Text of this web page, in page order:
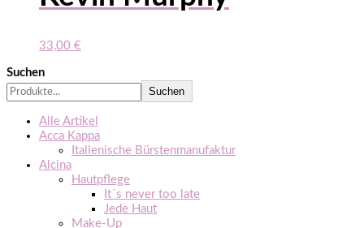
33,00 €
Suchen
Suchen
Alle Artikel
Acca Kappa
Italienische Bürstenmanufaktur
Alcina
Hautpflege
It´s never too late
Jede Haut
Make-Up